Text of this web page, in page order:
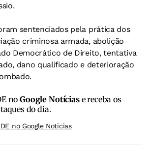
sentenciados pela prática dos
criminosa armada, abolição
Democrático de Direito, tentativa
dano qualificado e deterioração
noGoogle Notíciase receba os
do dia.
no Google Noticias